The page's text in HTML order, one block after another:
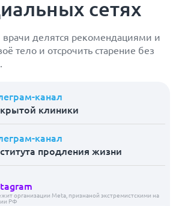
сетях
делятся рекомендациями и
тело и отсрочить старение без
канал
клиники
канал
продления жизни
организации Meta, признаной экстремистскими на
РФ